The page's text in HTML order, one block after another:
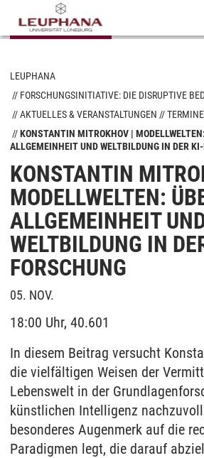
LEUPHANA
FORSCHUNGSINITIATIVE: DIE DISRUPTIVE
AKTUELLES & VERANSTALTUNGEN
TERMINE
KONSTANTIN MITROKHOV |
ALLGEMEINHEIT UND WELTBILDUNG IN DER
KONSTANTIN
MODELLWELTEN:
ALLGEMEINHEIT
WELTBILDUNG IN
FORSCHUNG
05. NOV.
18:00 Uhr, 40.601
In diesem Beitrag versucht
die vielfältigen Weisen der
Lebenswelt in der
künstlichen Intelligenz
besonderes Augenmerk auf die
Paradigmen legt, die darauf